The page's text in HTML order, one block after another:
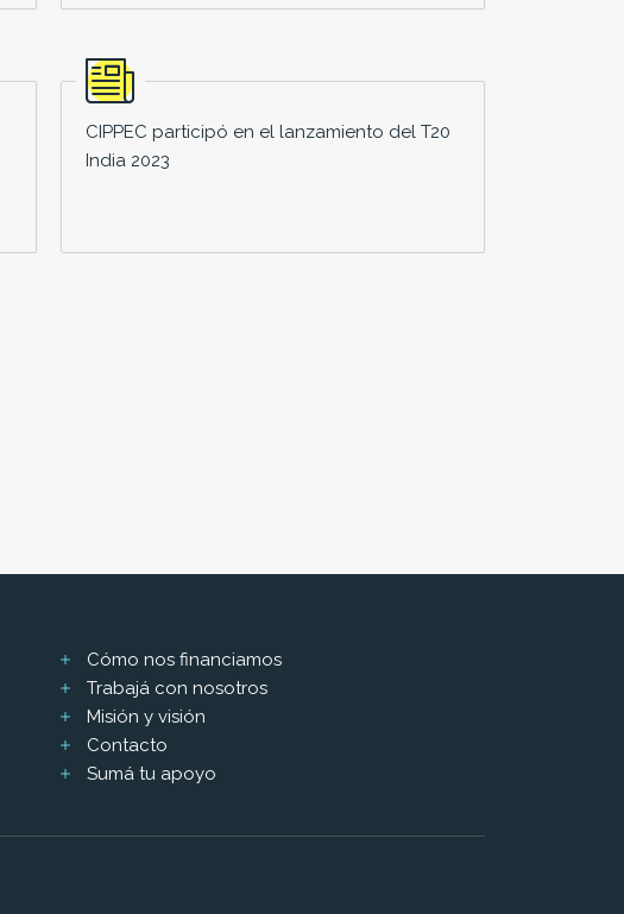
CIPPEC participó en el lanzamiento del T20
India 2023
Cómo nos financiamos
Trabajá con nosotros
Misión y visión
Contacto
Sumá tu apoyo